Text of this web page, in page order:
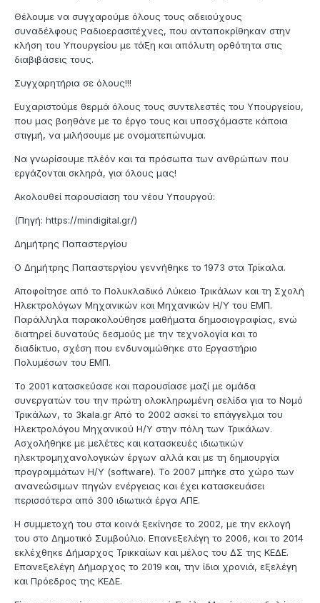
Θέλουμε να συγχαρούμε όλους τους αδειούχους
συναδέλφους Ραδιοερασιτέχνες, που ανταποκρίθηκαν στην
κλήση του Υπουργείου με τάξη και απόλυτη ορθότητα στις
διαβιβάσεις τους.
Συγχαρητήρια σε όλους!!!
Ευχαριστούμε θερμά όλους τους συντελεστές του Υπουργείου,
που μας βοηθάνε με το έργο τους και υποσχόμαστε κάποια
στιγμή, να μιλήσουμε με ονοματεπώνυμα.
Να γνωρίσουμε πλέόν και τα πρόσωπα των ανθρώπων που
εργάζονται σκληρά, για όλους μας!
Ακολουθεί παρουσίαση του νέου Υπουργού:
(Πηγή: https://mindigital.gr/)
Δημήτρης Παπαστεργίου
Ο Δημήτρης Παπαστεργίου γεννήθηκε το 1973 στα Τρίκαλα.
Αποφοίτησε από το Πολυκλαδικό Λύκειο Τρικάλων και τη Σχολή
Ηλεκτρολόγων Μηχανικών και Μηχανικών Η/Υ του ΕΜΠ.
Παράλληλα παρακολούθησε μαθήματα δημοσιογραφίας, ενώ
διατηρεί δυνατούς δεσμούς με την τεχνολογία και το
διαδίκτυο, σχέση που ενδυναμώθηκε στο Εργαστήριο
Πολυμέσων του ΕΜΠ.
Το 2001 κατασκεύασε και παρουσίασε μαζί με ομάδα
συνεργατών του την πρώτη ολοκληρωμένη σελίδα για το Νομό
Τρικάλων, το 3kala.gr Από το 2002 ασκεί το επάγγελμα του
Ηλεκτρολόγου Μηχανικού Η/Υ στην πόλη των Τρικάλων.
Ασχολήθηκε με μελέτες και κατασκευές ιδιωτικών
ηλεκτρομηχανολογικών έργων αλλά και με τη δημιουργία
προγραμμάτων H/Y (software). Το 2007 μπήκε στο χώρο των
ανανεώσιμων πηγών ενέργειας και έχει κατασκευάσει
περισσότερα από 300 ιδιωτικά έργα ΑΠΕ.
Η συμμετοχή του στα κοινά ξεκίνησε το 2002, με την εκλογή
του στο Δημοτικό Συμβούλιο. Επανεξελέγη το 2006, και το 2014
εκλέχθηκε Δήμαρχος Τρικκαίων και μέλος του ΔΣ της ΚΕΔΕ.
Επανεξελέγη Δήμαρχος το 2019 και, την ίδια χρονιά, εξελέγη
και Πρόεδρος της ΚΕΔΕ.